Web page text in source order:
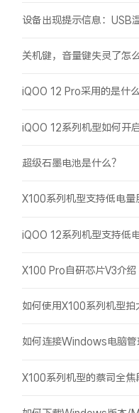
设备出现提示信息：USB
关机键，音量键失灵了怎
iQOO 12 Pro采用的是什么
iQOO 12系列机型如何开
超级石墨电池是什么？
X100系列机型支持低电量
iQOO 12系列机型支持低
X100 Pro自研芯片V3介绍
如何使用X100系列机型拍
如何连接Windows电脑管
X100系列机型的蔡司全焦